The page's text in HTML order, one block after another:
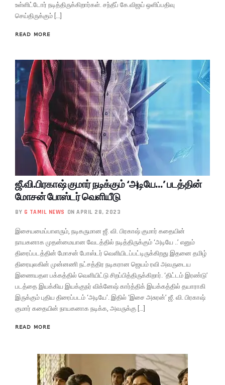
உள்ளிட்டோர் நடித்திருக்கிறார்கள். சந்தீப் கே.விஜய் ஒளிப்பதிவு
செய்திருக்கும் […]
READ MORE
ஜீ.வி.பிரகாஷ் குமார் நடிக்கும் ‘அடியே…’ படத்தின்
மோசன் போஸ்டர் வெளியீடு
BY G TAMIL NEWS ON APRIL 28, 2023
இசையமைப்பாளரும், நடிகருமான ஜீ. வி. பிரகாஷ் குமார் கதையின்
நாயகனாக முதன்மையான வேடத்தில் நடித்திருக்கும் ‘அடியே ..’ எனும்
திரைப்படத்தின் மோசன் போஸ்டர் வெளியிடப்பட்டிருக்கிறது இதனை தமிழ்
திரையுலகின் முன்னணி நட்சத்திர நடிகரான ஜெயம் ரவி அவருடைய
இணையதள பக்கத்தில் வெளியிட்டு சிறப்பித்திருக்கிறார். ‘திட்டம் இரண்டு’
படத்தை இயக்கிய இயக்குநர் விக்னேஷ் கார்த்திக் இயக்கத்தில் தயாராகி
இருக்கும் புதிய திரைப்படம் ‘அடியே’. இதில் ‘இசை அசுரன்’ ஜீ. வி. பிரகாஷ்
குமார் கதையின் நாயகனாக நடிக்க, அவருக்கு […]
READ MORE